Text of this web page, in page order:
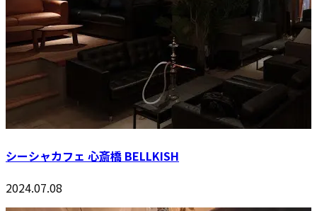
シーシャカフェ 心斎橋 BELLKISH
2024.07.08